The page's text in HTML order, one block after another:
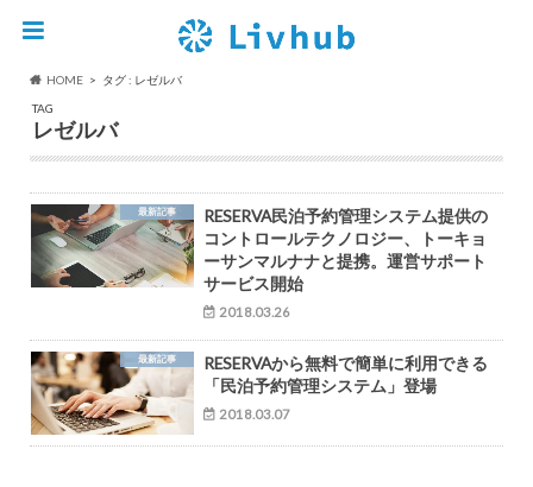
HOME
タグ : レゼルバ
TAG
レゼルバ
最新記事
RESERVA民泊予約管理システム提供の
コントロールテクノロジー、トーキョ
ーサンマルナナと提携。運営サポート
サービス開始
2018.03.26
最新記事
RESERVAから無料で簡単に利用できる
「民泊予約管理システム」登場
2018.03.07